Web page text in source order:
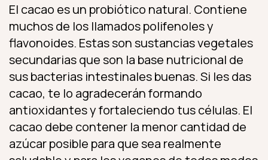
El cacao es un probiótico natural. Contiene
muchos de los llamados polifenoles y
flavonoides. Estas son sustancias vegetales
secundarias que son la base nutricional de
sus bacterias intestinales buenas. Si les das
cacao, te lo agradecerán formando
antioxidantes y fortaleciendo tus células. El
cacao debe contener la menor cantidad de
azúcar posible para que sea realmente